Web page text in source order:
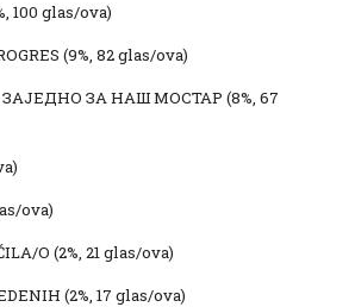
100 glas/ova)
(9%, 82 glas/ova)
ЗАЈЕДНО ЗА НАШ МОСТАР (8%, 67
ova)
O (2%, 21 glas/ova)
(2%, 17 glas/ova)